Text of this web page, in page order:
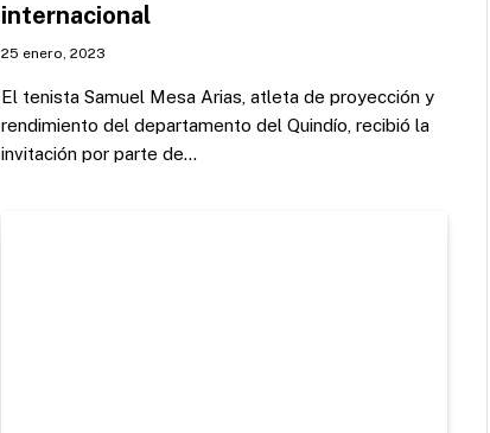
internacional
25 enero, 2023
El tenista Samuel Mesa Arias, atleta de proyección y
rendimiento del departamento del Quindío, recibió la
invitación por parte de…